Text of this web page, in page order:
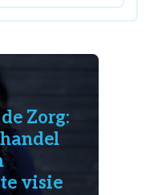
Zorg:
visie